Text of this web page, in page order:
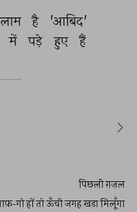
है
'आबिद'
में पड़े हुए हैं
पिछली ग़ज़ल
गो हों तो ऊँची जगह खड़ा मिलूँगा